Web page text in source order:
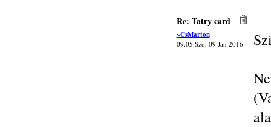
Re: Tatry card
~CsMarton
09:05 Szo, 09 Jan 2016